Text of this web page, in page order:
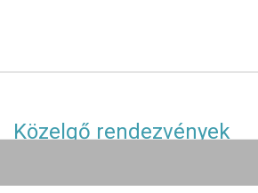
Közelgő rendezvények